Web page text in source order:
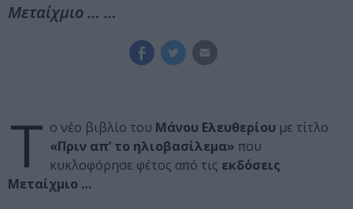
Μεταίχμιο … …
T ο νέο βιβλίο του Μάνου Ελευθερίου με τίτλο
«Πριν απʼ το ηλιοβασίλεμα» που
κυκλοφόρησε φέτος από τις εκδόσεις
Μεταίχμιο …